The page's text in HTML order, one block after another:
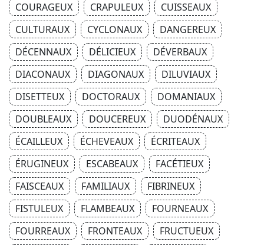
COURAGEUX
CRAPULEUX
CUISSEAUX
CULTURAUX
CYCLONAUX
DANGEREUX
DÉCENNAUX
DÉLICIEUX
DÉVERBAUX
DIACONAUX
DIAGONAUX
DILUVIAUX
DISETTEUX
DOCTORAUX
DOMANIAUX
DOUBLEAUX
DOUCEREUX
DUODÉNAUX
ÉCAILLEUX
ÉCHEVEAUX
ÉCRITEAUX
ÉRUGINEUX
ESCABEAUX
FACÉTIEUX
FAISCEAUX
FAMILIAUX
FIBRINEUX
FISTULEUX
FLAMBEAUX
FOURNEAUX
FOURREAUX
FRONTEAUX
FRUCTUEUX